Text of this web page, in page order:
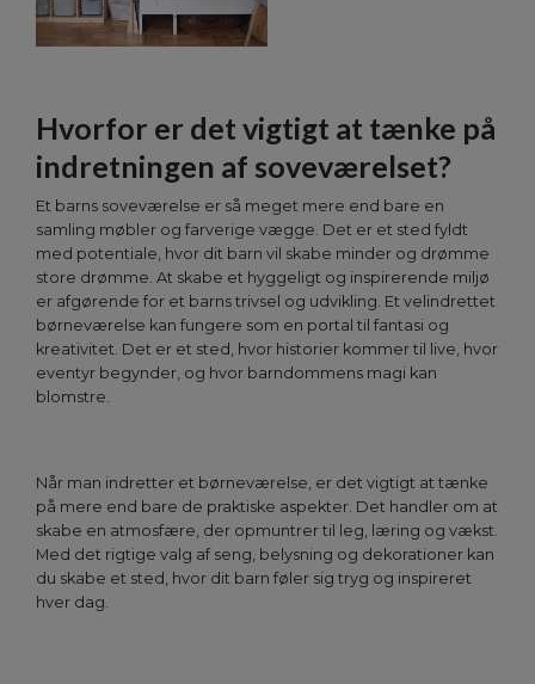
Hvorfor er det vigtigt at tænke på
indretningen af soveværelset?
Et barns soveværelse er så meget mere end bare en
samling møbler og farverige vægge. Det er et sted fyldt
med potentiale, hvor dit barn vil skabe minder og drømme
store drømme. At skabe et hyggeligt og inspirerende miljø
er afgørende for et barns trivsel og udvikling. Et velindrettet
børneværelse kan fungere som en portal til fantasi og
kreativitet. Det er et sted, hvor historier kommer til live, hvor
eventyr begynder, og hvor barndommens magi kan
blomstre.
Når man indretter et børneværelse, er det vigtigt at tænke
på mere end bare de praktiske aspekter. Det handler om at
skabe en atmosfære, der opmuntrer til leg, læring og vækst.
Med det rigtige valg af seng, belysning og dekorationer kan
du skabe et sted, hvor dit barn føler sig tryg og inspireret
hver dag.